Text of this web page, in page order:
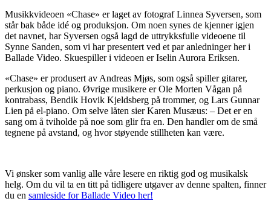
Musikkvideoen «Chase» er laget av fotograf Linnea Syversen, som
står bak både idé og produksjon. Om noen synes de kjenner igjen
det navnet, har Syversen også lagd de uttrykksfulle videoene til
Synne Sanden, som vi har presentert ved et par anledninger her i
Ballade Video. Skuespiller i videoen er Iselin Aurora Eriksen.
«Chase» er produsert av Andreas Mjøs, som også spiller gitarer,
perkusjon og piano. Øvrige musikere er Ole Morten Vågan på
kontrabass, Bendik Hovik Kjeldsberg på trommer, og Lars Gunnar
Lien på el-piano. Om selve låten sier Karen Musæus: – Det er en
sang om å tviholde på noe som glir fra en. Den handler om de små
tegnene på avstand, og hvor støyende stillheten kan være.
Vi ønsker som vanlig alle våre lesere en riktig god og musikalsk
helg. Om du vil ta en titt på tidligere utgaver av denne spalten, finner
du en samleside for Ballade Video her!